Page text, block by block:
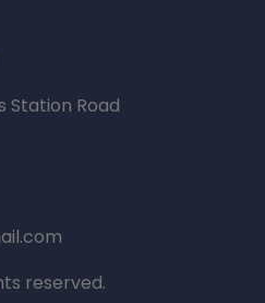
Station Road
reserved.